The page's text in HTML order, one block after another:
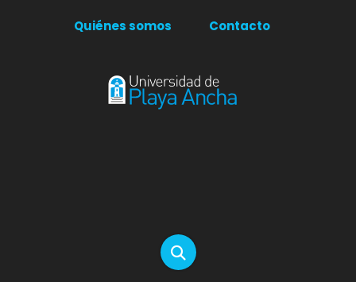
Quiénes somos Contacto